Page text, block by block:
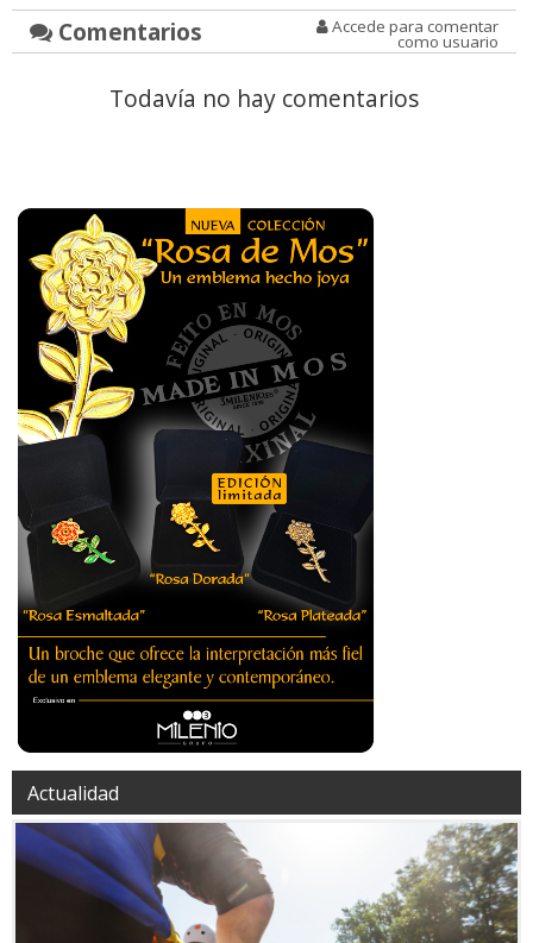
Comentarios Accede para comentar
como usuario
Todavía no hay comentarios
Actualidad